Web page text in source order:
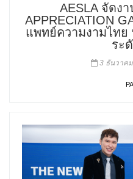
AESLA จัดงา
APPRECIATION
แพทย์ความงามไทย
ระ
3 ธันวาคม